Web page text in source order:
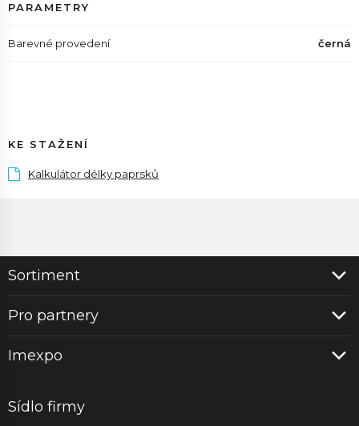
PARAMETRY
Barevné provedení černá
KE STAŽENÍ
Kalkulátor délky paprsků
Sortiment
Pro partnery
Imexpo
Sídlo firmy